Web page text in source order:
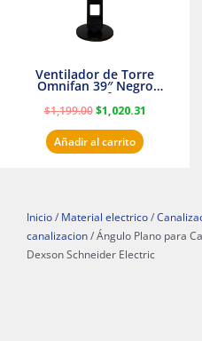
Ventilador de Torre
Omnifan 39″ Negro
Masterfan
$1,199.00 $1,020.31
Añadir al carrito
Inicio / Material electrico /
canalizacion / Ángulo Plano para
Dexson Schneider Electric